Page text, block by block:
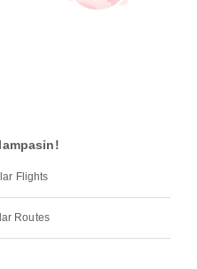
Flights
Routes